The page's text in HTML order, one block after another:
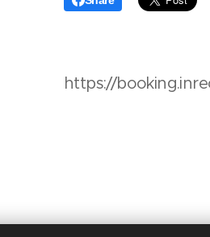
https://